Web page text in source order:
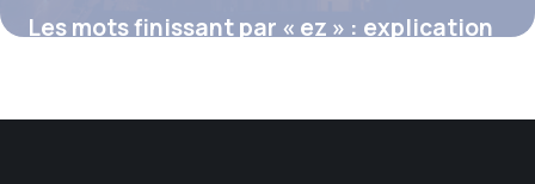
Les mots finissant par « ez » : explication